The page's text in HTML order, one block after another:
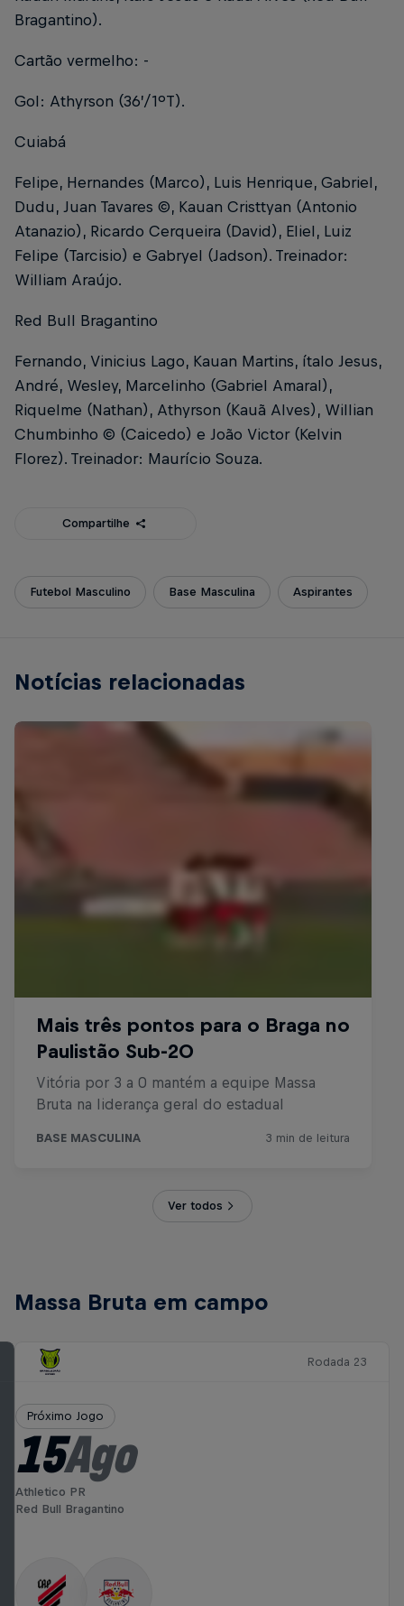
Bragantino).
Cartão vermelho: -
Gol: Athyrson (36’/1ºT).
Cuiabá
Felipe, Hernandes (Marco), Luis Henrique, Gabriel,
Dudu, Juan Tavares ©️, Kauan Cristtyan (Antonio
Atanazio), Ricardo Cerqueira (David), Eliel, Luiz
Felipe (Tarcisio) e Gabryel (Jadson). Treinador:
William Araújo.
Red Bull Bragantino
Fernando, Vinicius Lago, Kauan Martins, ítalo Jesus,
André, Wesley, Marcelinho (Gabriel Amaral),
Riquelme (Nathan), Athyrson (Kauã Alves), Willian
Chumbinho ©️ (Caicedo) e João Victor (Kelvin
Florez). Treinador: Maurício Souza.
Compartilhe
Futebol Masculino Base Masculina Aspirantes
Notícias relacionadas
Ver todos
Massa Bruta em campo
Rodada 23
Próximo Jogo
15Ago
Athletico PR
Red Bull Bragantino